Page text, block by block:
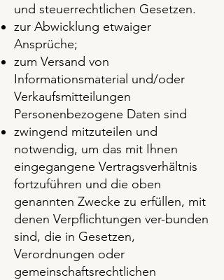
und steuerrechtlichen Gesetzen.
zur Abwicklung etwaiger
Ansprüche;
zum Versand von
Informationsmaterial und/oder
Verkaufsmitteilungen
Personenbezogene Daten sind
zwingend mitzuteilen und
notwendig, um das mit Ihnen
eingegangene Vertragsverhältnis
fortzuführen und die oben
genannten Zwecke zu erfüllen, mit
denen Verpflichtungen ver-bunden
sind, die in Gesetzen,
Verordnungen oder
gemeinschaftsrechtlichen